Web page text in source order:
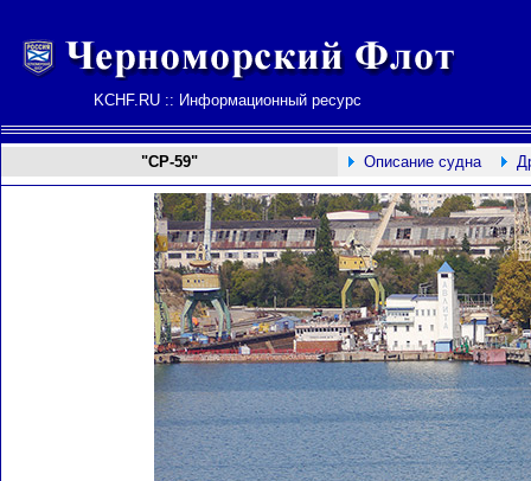
KCHF.RU :: Информационный ресурс
"СР-59" Описание судна